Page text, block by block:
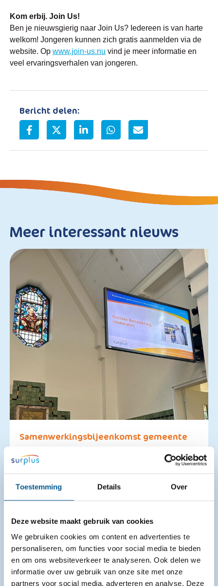
Toestemming Details Over
Deze website maakt gebruik van cookies
We gebruiken cookies om content en advertenties te
personaliseren, om functies voor social media te bieden
en om ons websiteverkeer te analyseren. Ook delen we
informatie over uw gebruik van onze site met onze
partners voor social media, adverteren en analyse. Deze
Kom erbij. Join Us!
Ben je nieuwsgierig naar Join Us? Iedereen is van harte
welkom! Jongeren kunnen zich gratis aanmelden via de
website. Op www.join-us.nu vind je meer informatie en
veel ervaringsverhalen van jongeren.
Bericht delen:
Meer interessant nieuws
Samenwerkingsbijeenkomst gemeente
25-06-2026
Op 16 juni 2026 vond in de gemeente Etten-Leur de
samenwerkingsbijeenkomst dementie plaats. In
zorgprofessionals van organisaties als gemeente
Etten-Leur (Wmo), Avoord en Amphia samen. De
bijeenkomst had als doel elkaar beter te ...